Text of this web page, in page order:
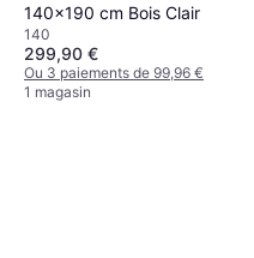
140x190 cm Bois Clair
140
299,90 €
Ou 3 paiements de 99,96 €
1 magasin